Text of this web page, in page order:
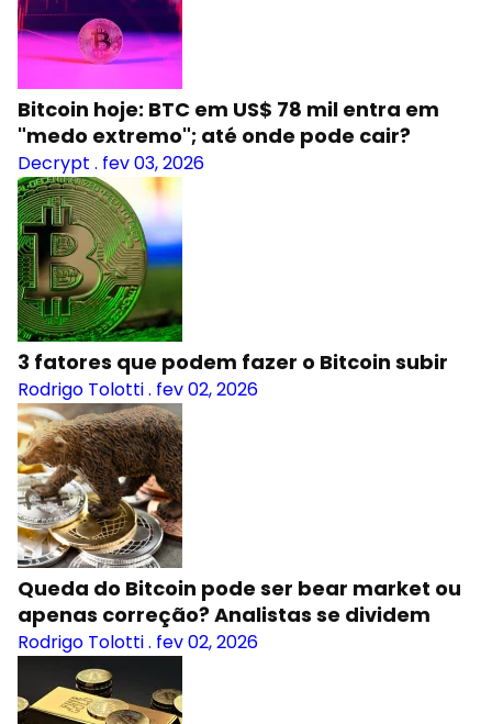
Bitcoin hoje: BTC em US$ 78 mil entra em
"medo extremo"; até onde pode cair?
Decrypt . fev 03, 2026
3 fatores que podem fazer o Bitcoin subir
Rodrigo Tolotti. fev 02, 2026
Queda do Bitcoin pode ser bear market ou
apenas correção? Analistas se dividem
Rodrigo Tolotti. fev 02, 2026